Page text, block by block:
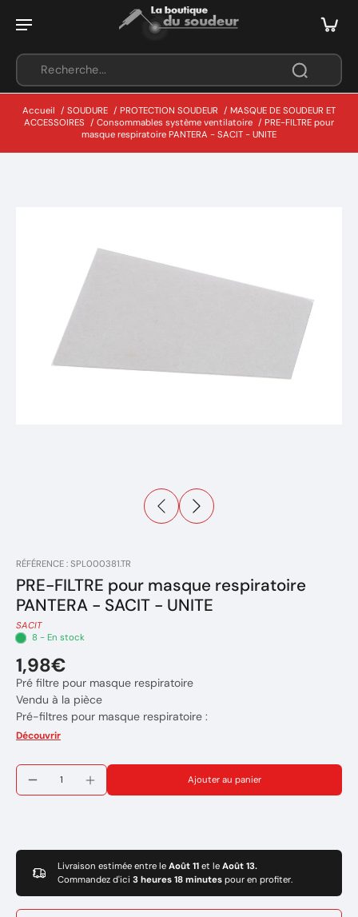
Accueil / SOUDURE / PROTECTION SOUDEUR / MASQUE DE SOUDEUR ET
ACCESSOIRES / Consommables système ventilatoire / PRE-FILTRE pour
masque respiratoire PANTERA - SACIT - UNITE
RÉFÉRENCE : SPL000381.TR
PRE-FILTRE pour masque respiratoire
PANTERA - SACIT - UNITE
SACIT
8 - En stock
1,98€
Pré filtre pour masque respiratoire
Vendu à la pièce
Pré-filtres pour masque respiratoire :
- SYSTEME VENTILE PANTERA
Réference: SPL000381
Découvrir
Ajouter au panier
Livraison estimée entre le Août 11 et le Août 13.
Commandez d'ici 3 heures 18 minutes pour en profiter.